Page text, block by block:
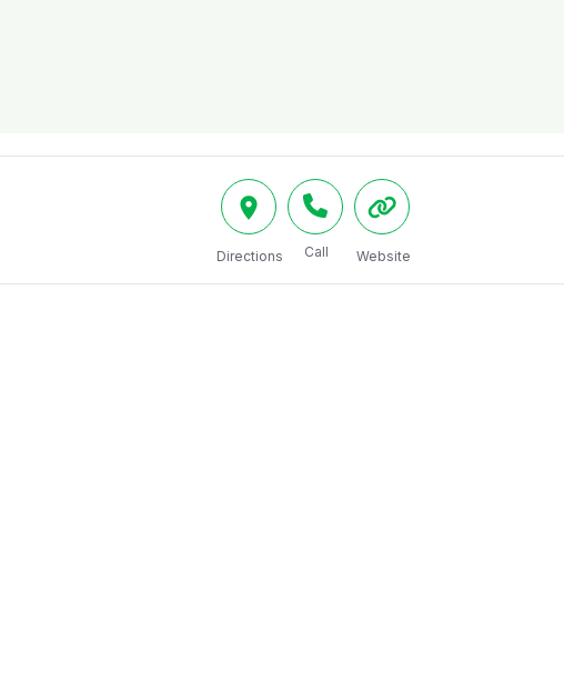
Directions Call Website